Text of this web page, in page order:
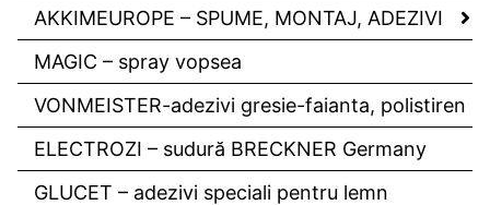
AKKIMEUROPE – SPUME, MONTAJ, ADEZIVI
MAGIC – spray vopsea
VONMEISTER-adezivi gresie-faianta, polistiren
ELECTROZI – sudură BRECKNER Germany
GLUCET – adezivi speciali pentru lemn